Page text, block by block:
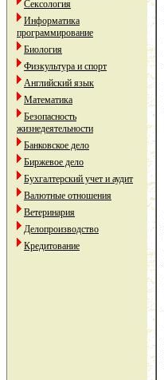
Сексология
Информатика
программирование
Биология
Физкультура и спорт
Английский язык
Математика
Безопасность
жизнедеятельности
Банковское дело
Биржевое дело
Бухгалтерский учет и аудит
Валютные отношения
Ветеринария
Делопроизводство
Кредитование